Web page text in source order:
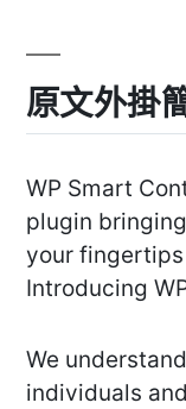
原文外掛
WP Smart
plugin
your
Introducing
We
individuals